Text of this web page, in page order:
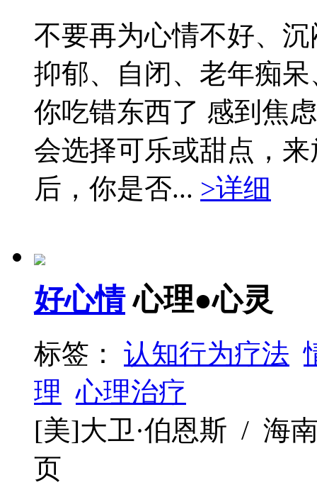
不要再为心情不好、
抑郁、自闭、老年痴
你吃错东西了 感到焦
会选择可乐或甜点，
后，你是否... >详细
好心情 心理●心灵
标签： 认知行为疗法
理 心理治疗
[美]大卫·伯恩斯 / 海
页